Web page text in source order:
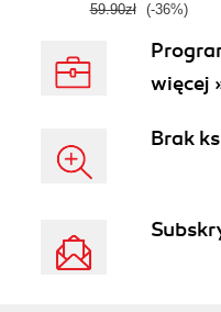
59.90zł (-36%)
więcej
Brak